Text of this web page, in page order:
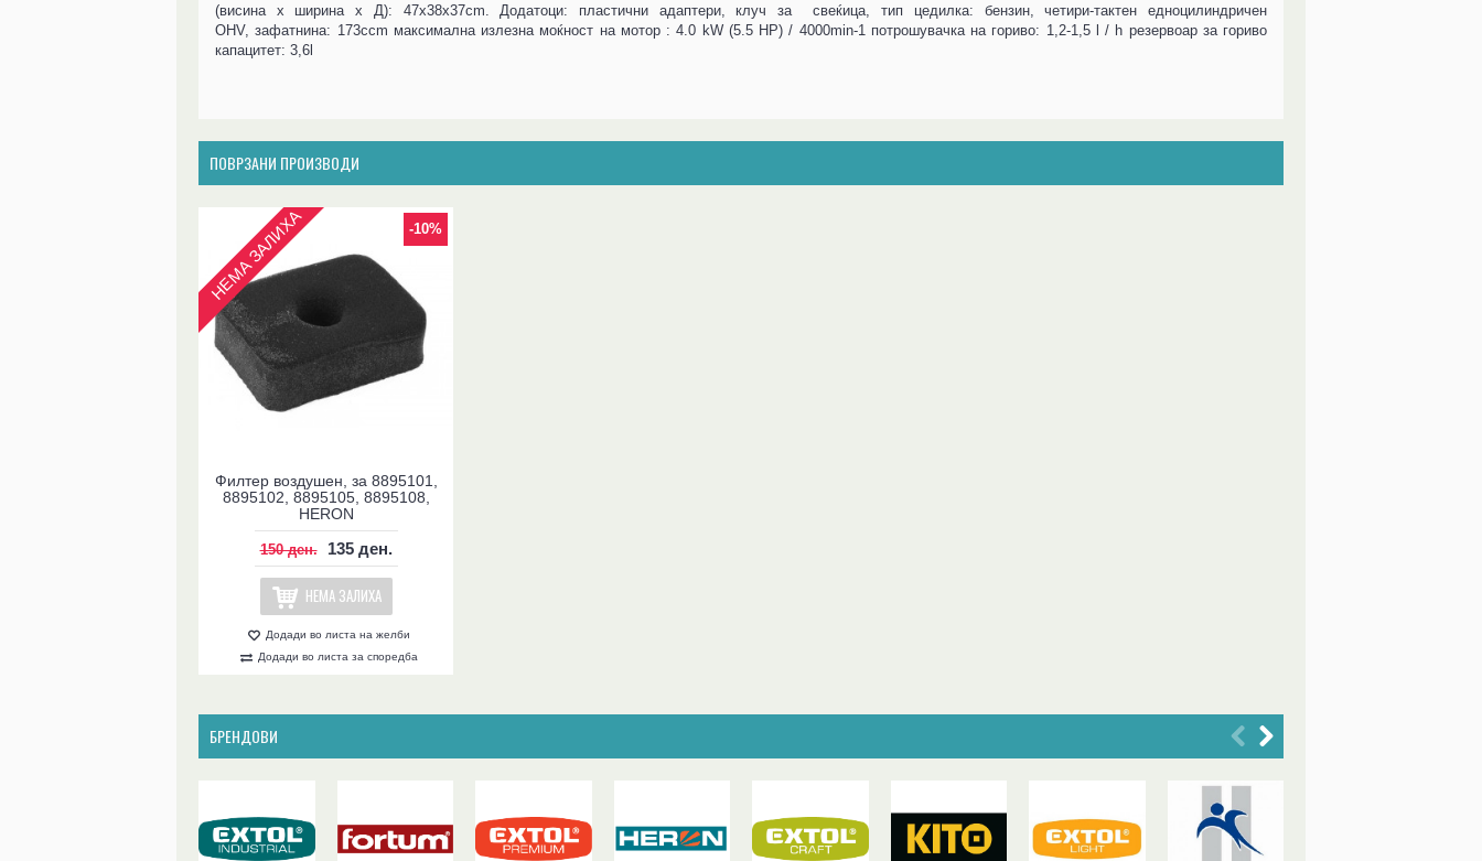
(висина х ширина x Д): 47x38x37cm. Додатоци: пластични адаптери, клуч за свеќица, тип цедилка: бензин, четири-тактен едноцилиндричен
OHV, зафатнина: 173ccm максимална излезна моќност на мотор : 4.0 kW (5.5 HP) / 4000min-1 потрошувачка на гориво: 1,2-1,5 l / h резервоар за гориво
капацитет: 3,6l
ПОВРЗАНИ ПРОИЗВОДИ
-10%
НЕМА ЗАЛИХА
Филтер воздушен, за 8895101,
8895102, 8895105, 8895108,
HERON
150 ден. 135 ден.
НЕМА ЗАЛИХА
Додади во листа на желби
Додади во листа за споредба
БРЕНДОВИ